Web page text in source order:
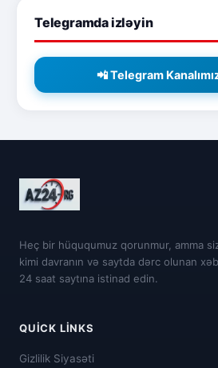
Telegramda izləyin
📲 Telegram
Heç bir hüququmuz qorunmur, amma
kimi davranın və saytda dərc olunan
24 saat saytına istinad edin.
QUICK LINKS
Gizlilik Siyasəti